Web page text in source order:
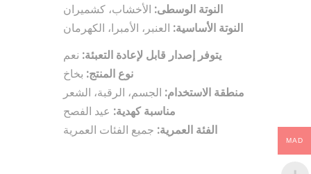
النوتة الوسطى: الأخشاب، كشميران
النوتة الأساسية: العنبر، الأمبرا، الكهرمان
يتوفر إصدار قابل لإعادة التعبئة: نعم
نوع المنتج: بخاخ
منطقة الاستخدام: الجسم، الرقبة، الشعر
مناسبة كهدية: عيد الفصح
الفئة العمرية: جميع الفئات العمرية
MAD